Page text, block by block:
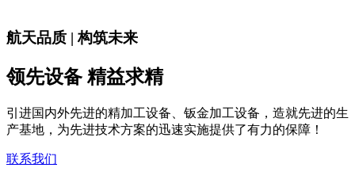
航天品质 | 构筑未来
领先设备 精益求精
引进国内外先进的精加工设备、钣金加工设备，造就先进的生
产基地，为先进技术方案的迅速实施提供了有力的保障！
联系我们